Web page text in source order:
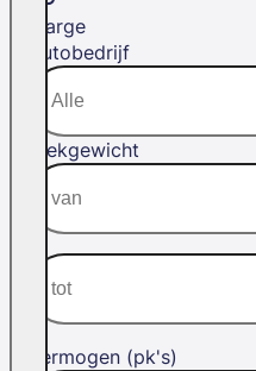
Marge
Autobedrijf
Trekgewicht
Vermogen (pk's)